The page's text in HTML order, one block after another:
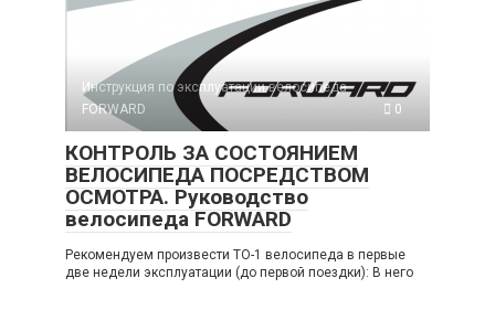
Инструкция по эксплуатации велосипеда
FORWARD
0
КОНТРОЛЬ ЗА СОСТОЯНИЕМ
ВЕЛОСИПЕДА ПОСРЕДСТВОМ
ОСМОТРА. Руководство
велосипеда FORWARD
Рекомендуем произвести ТО-1 велосипеда в первые
две недели эксплуатации (до первой поездки): В него